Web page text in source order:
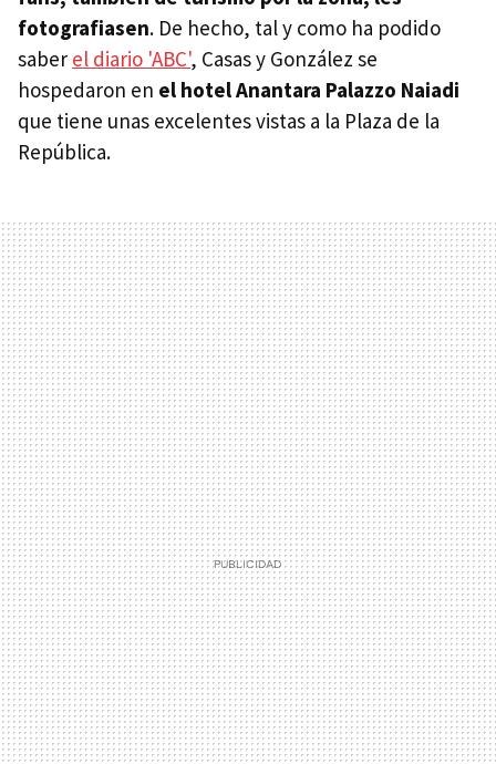
fotografiasen. De hecho, tal y como ha podido
saber el diario 'ABC', Casas y González se
hospedaron en el hotel Anantara Palazzo Naiadi
que tiene unas excelentes vistas a la Plaza de la
República.